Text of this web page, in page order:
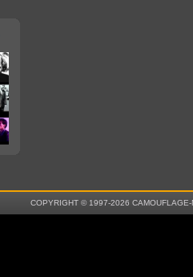
COPYRIGHT © 1997-2026 CAMOUFLAGE-